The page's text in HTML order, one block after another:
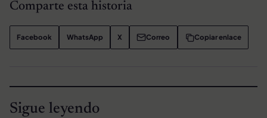
Comparte esta historia
Facebook WhatsApp X Correo Copiar enlace
Sigue leyendo